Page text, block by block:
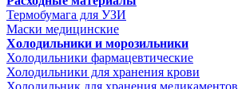
Термобумага для УЗИ
Маски медицинские
Холодильники и морозильники
Холодильники фармацевтические
Холодильники для хранения крови
Холодильник для хранения медикаментов